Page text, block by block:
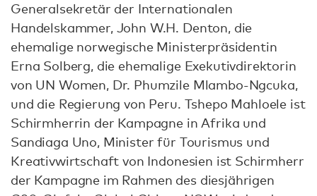
Generalsekretär der Internationalen
Handelskammer, John W.H. Denton, die
ehemalige norwegische Ministerpräsidentin
Erna Solberg, die ehemalige Exekutivdirektorin
von UN Women, Dr. Phumzile Mlambo-Ngcuka,
und die Regierung von Peru. Tshepo Mahloele ist
Schirmherrin der Kampagne in Afrika und
Sandiaga Uno, Minister für Tourismus und
Kreativwirtschaft von Indonesien ist Schirmherr
der Kampagne im Rahmen des diesjährigen